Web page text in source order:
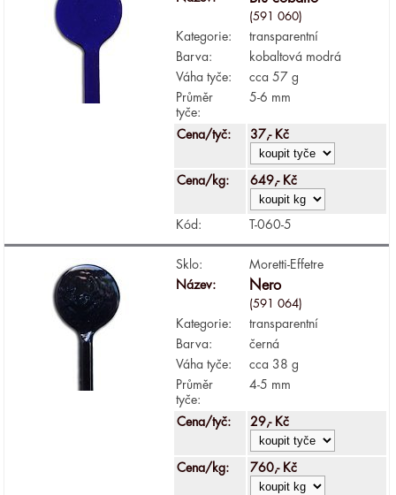
(591 060)
Kategorie:
transparentní
Barva:
kobaltová modrá
Váha tyče:
cca 57 g
Průměr
tyče:
5-6 mm
Cena/tyč: 37,- Kč
Cena/kg: 649,- Kč
Kód: T-060-5
Sklo:
Moretti-Effetre
Název:
Nero
(591 064)
Kategorie:
transparentní
Barva:
černá
Váha tyče:
cca 38 g
Průměr
tyče:
4-5 mm
Cena/tyč: 29,- Kč
Cena/kg: 760,- Kč